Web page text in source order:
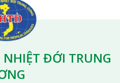
NHIỆT ĐỚI TRUNG